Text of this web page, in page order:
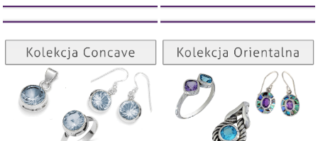
Kolekcja Concave
ZOBACZ
Kolekcja Orientalna
ZOBACZ